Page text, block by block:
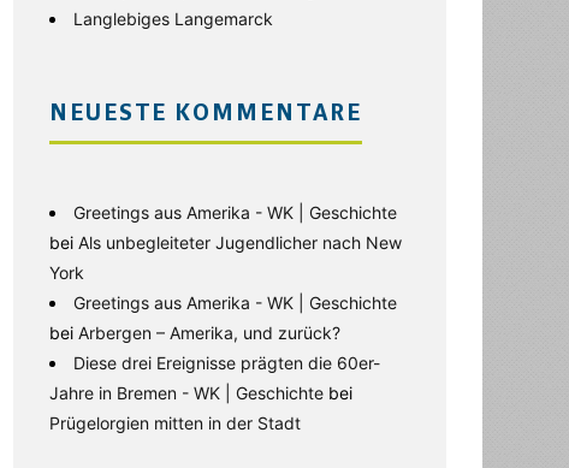
Langlebiges Langemarck
NEUESTE KOMMENTARE
Greetings aus Amerika - WK | Geschichte
bei Als unbegleiteter Jugendlicher nach New
York
Greetings aus Amerika - WK | Geschichte
bei Arbergen – Amerika, und zurück?
Diese drei Ereignisse prägten die 60er-
Jahre in Bremen - WK | Geschichte bei
Prügelorgien mitten in der Stadt